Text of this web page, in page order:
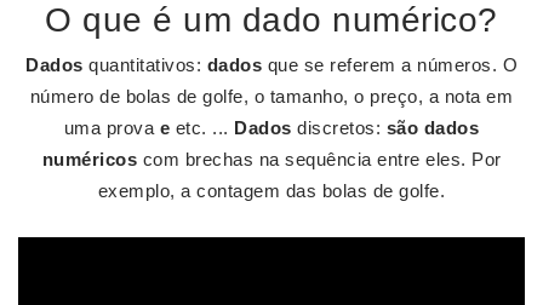
O que é um dado numérico?
Dados quantitativos: dados que se referem a números. O
número de bolas de golfe, o tamanho, o preço, a nota em
uma prova e etc. ... Dados discretos: são dados
numéricos com brechas na sequência entre eles. Por
exemplo, a contagem das bolas de golfe.